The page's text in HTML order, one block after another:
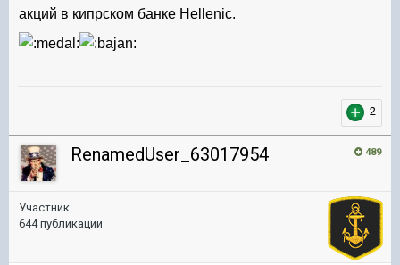
акций в кипрском банке Hellenic.
2
489
RenamedUser_63017954
Участник
644 публикации